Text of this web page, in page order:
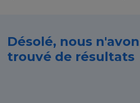
Désolé, nous
trouvé de résultats